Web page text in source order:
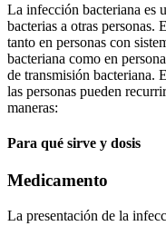
La infección bacteriana es
bacterias a otras personas.
tanto en personas con
bacteriana como en
de transmisión bacteriana.
las personas pueden
maneras:
Para qué sirve y dosis
Medicamento
La presentación de la